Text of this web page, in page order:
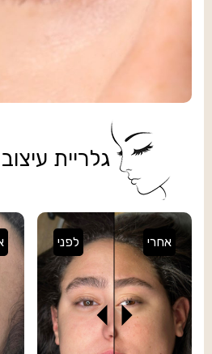
גלריית
לפני אחרי